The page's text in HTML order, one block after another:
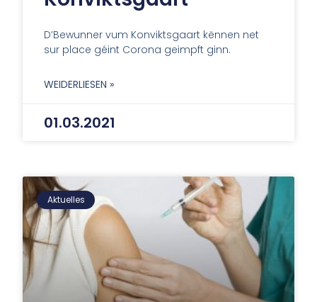
D’Bewunner vum Konviktsgaart kënnen net
sur place géint Corona geimpft ginn.
WEIDERLIESEN »
01.03.2021
Aktuelles